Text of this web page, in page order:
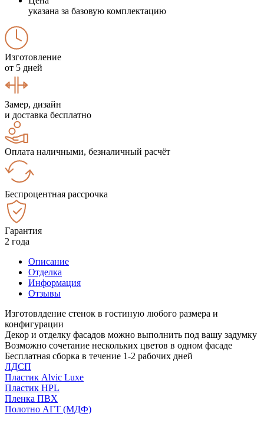
указана за базовую комплектацию
Изготовление
от 5 дней
Замер, дизайн
и доставка бесплатно
Оплата наличными, безналичный расчёт
Беспроцентная рассрочка
Гарантия
2 года
Описание
Отделка
Информация
Отзывы
Изготовлдение стенок в гостиную любого размера и
конфигурации
Декор и отделку фасадов можно выполнить под вашу задумку
Возможно сочетание нескольких цветов в одном фасаде
Бесплатная сборка в течение 1-2 рабочих дней
ЛДСП
Пластик Alvic Luxe
Пластик HPL
Пленка ПВХ
Полотно АГТ (МДФ)